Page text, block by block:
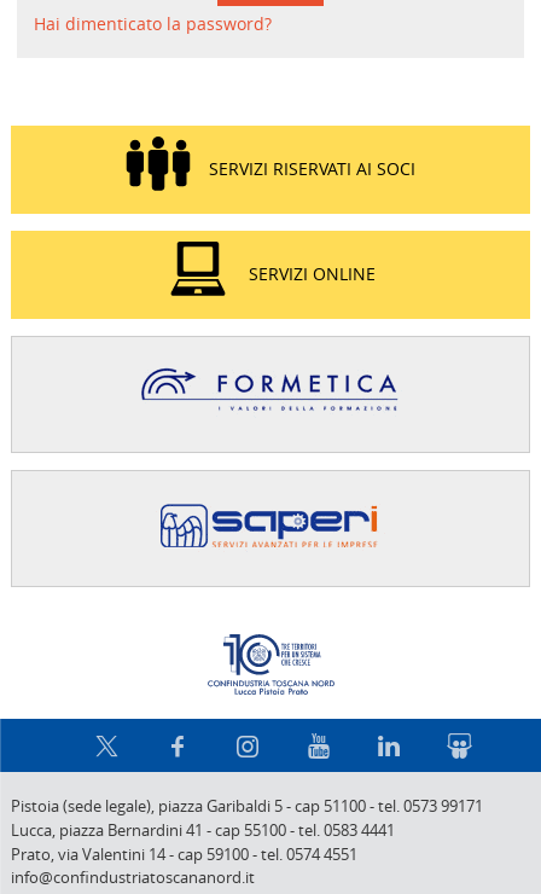
Hai dimenticato la password?
SERVIZI RISERVATI AI SOCI
SERVIZI ONLINE
Pistoia (sede legale), piazza Garibaldi 5-cap 51100-tel. 0573 99171
Lucca, piazza Bernardini 41 -cap 55100-tel. 0583 4441
Prato,via Valentini 14-cap 59100-tel. 0574 4551
info@confindustriatoscananord.it